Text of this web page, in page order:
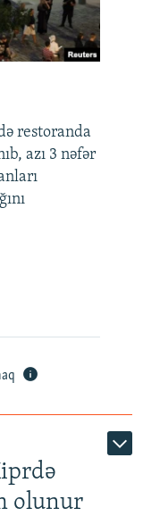
restoranda
azı 3 nəfər
olunur